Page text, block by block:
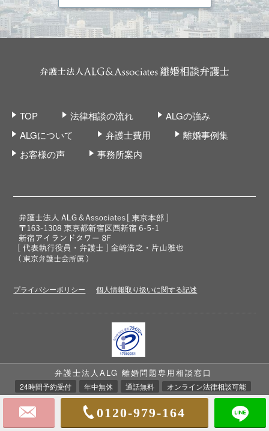
TOP 法律相談の流れ
ALGの強み
ALGについて
弁護士費用
離婚事例集
お客様の声
事務所案内
プライバシーポリシー 個人情報取り扱いに関する記述
プライバシーマーク取得
弁護士法人ALG&Associatesは、個人情報の適切な取扱いを行う事業者に
付与される「プライバシーマーク」を取得しています。
弁護士法人ALG 離婚問題専用相談窓口
24時間予約受付 年中無休 通話無料 オンライン法律相談可能
0120-979-164